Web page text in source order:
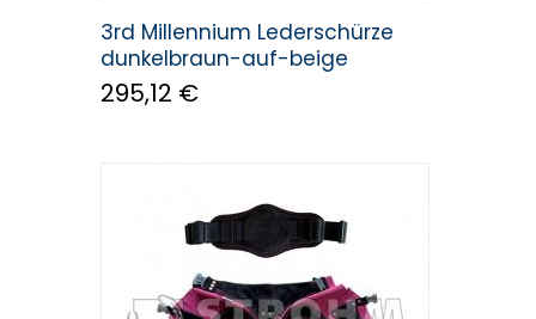
3rd Millennium Lederschürze
dunkelbraun-auf-beige
295,12 €